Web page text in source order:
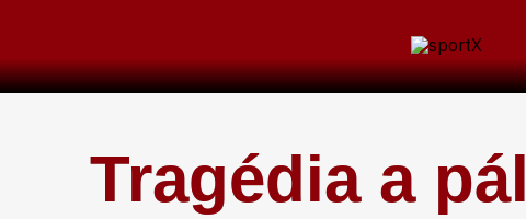
Tragédia a